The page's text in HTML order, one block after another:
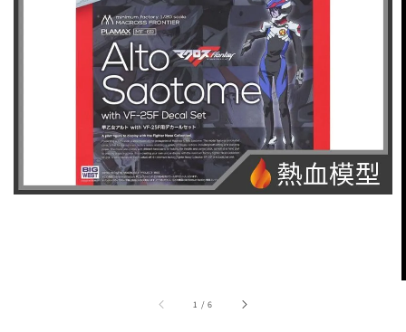
1 /6